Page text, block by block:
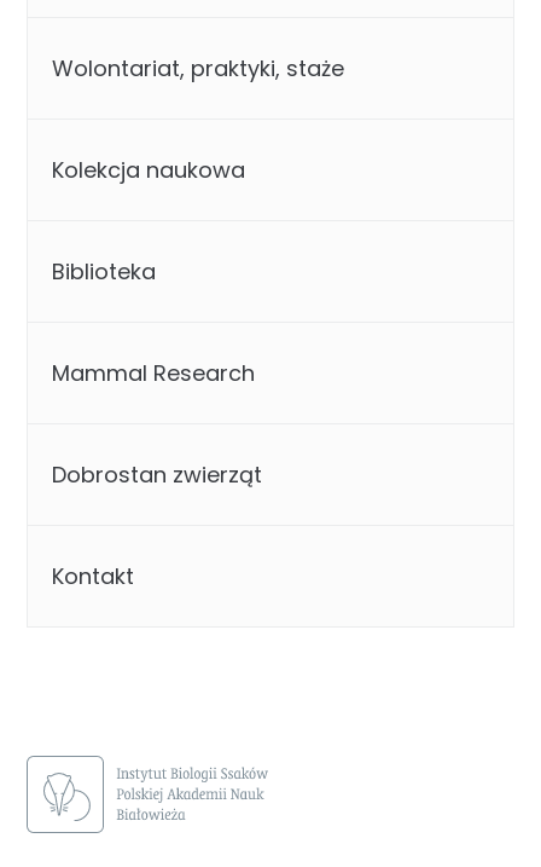
Wolontariat, praktyki, staże
Kolekcja naukowa
Biblioteka
Mammal Research
Dobrostan zwierząt
Kontakt